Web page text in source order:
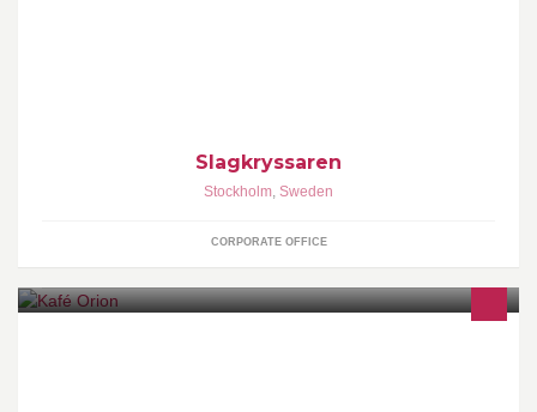
Slagkryssaren
Stockholm, Sweden
CORPORATE OFFICE